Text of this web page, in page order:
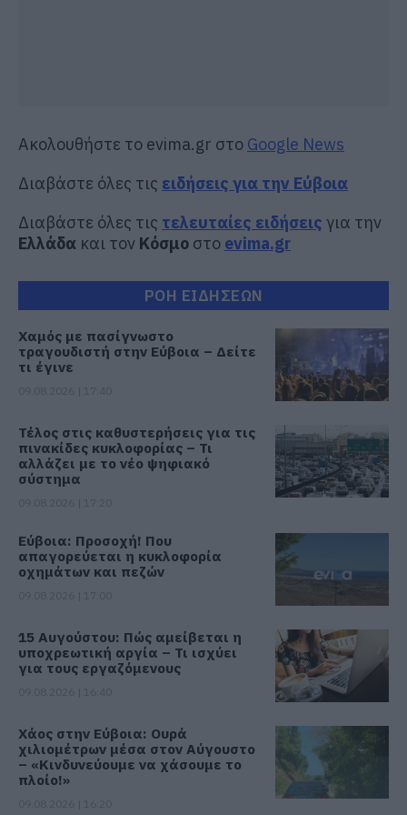
Ακολουθήστε το evima.gr στο Google News
Διαβάστε όλες τις ειδήσεις για την Εύβοια
Διαβάστε όλες τις τελευταίες ειδήσεις για την
Ελλάδα και τον Κόσμο στο evima.gr
ΡΟΗ ΕΙΔΗΣΕΩΝ
Χαμός με πασίγνωστο
τραγουδιστή στην Εύβοια – Δείτε
τι έγινε
Τέλος στις καθυστερήσεις για τις
πινακίδες κυκλοφορίας – Τι
αλλάζει με το νέο ψηφιακό
σύστημα
Εύβοια: Προσοχή! Που
απαγορεύεται η κυκλοφορία
οχημάτων και πεζών
15 Αυγούστου: Πώς αμείβεται η
υποχρεωτική αργία – Τι ισχύει
για τους εργαζόμενους
Χάος στην Εύβοια: Ουρά
χιλιομέτρων μέσα στον Αύγουστο
– «Κινδυνεύουμε να χάσουμε το
πλοίο!»